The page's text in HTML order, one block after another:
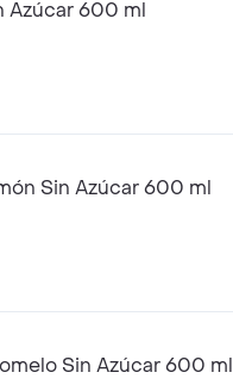
Azúcar 600 ml
Sin Azúcar 600 ml
Sin Azúcar 600 ml